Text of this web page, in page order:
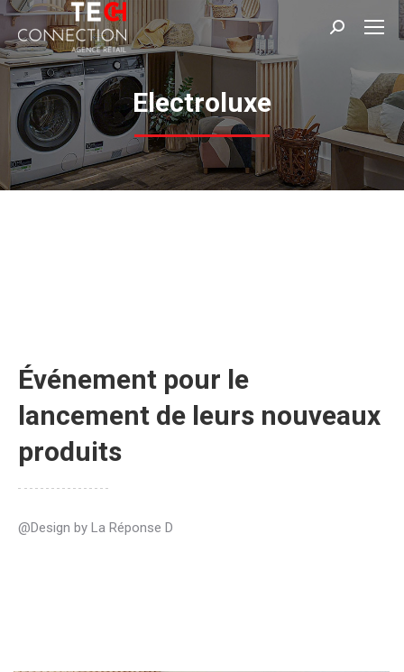
Recherche
Electroluxe
Événement pour le
lancement de leurs nouveaux
produits
@Design by La Réponse D
Panneau de gestion des cookies